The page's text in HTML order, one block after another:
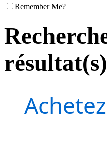
Remember Me?
résultat(s)